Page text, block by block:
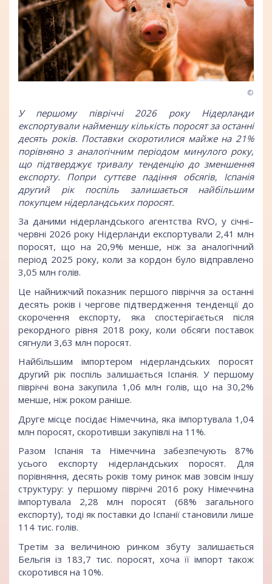
©
У першому півріччі 2026 року Нідерланди
експортували найменшу кількість поросят за останні
десять років. Поставки скоротилися майже на 21%
порівняно з аналогічним періодом минулого року,
що підтверджує тривалу тенденцію до зменшення
експорту. Попри суттєве падіння обсягів, Іспанія
другий рік поспіль залишається найбільшим
покупцем нідерландських поросят.
За даними нідерландського агентства RVO, у січні–
червні 2026 року Нідерланди експортували 2,41 млн
поросят, що на 20,9% менше, ніж за аналогічний
період 2025 року, коли за кордон було відправлено
3,05 млн голів.
Це найнижчий показник першого півріччя за останні
десять років і чергове підтвердження тенденції до
скорочення експорту, яка спостерігається після
рекордного рівня 2018 року, коли обсяги поставок
сягнули 3,63 млн поросят.
Найбільшим імпортером нідерландських поросят
другий рік поспіль залишається Іспанія. У першому
півріччі вона закупила 1,06 млн голів, що на 30,2%
менше, ніж роком раніше.
Друге місце посідає Німеччина, яка імпортувала 1,04
млн поросят, скоротивши закупівлі на 11%.
Разом Іспанія та Німеччина забезпечують 87%
усього експорту нідерландських поросят. Для
порівняння, десять років тому ринок мав зовсім іншу
структуру: у першому півріччі 2016 року Німеччина
імпортувала 2,28 млн поросят (68% загального
експорту), тоді як поставки до Іспанії становили лише
114 тис. голів.
Третім за величиною ринком збуту залишається
Бельгія із 183,7 тис. поросят, хоча її імпорт також
скоротився на 10%.